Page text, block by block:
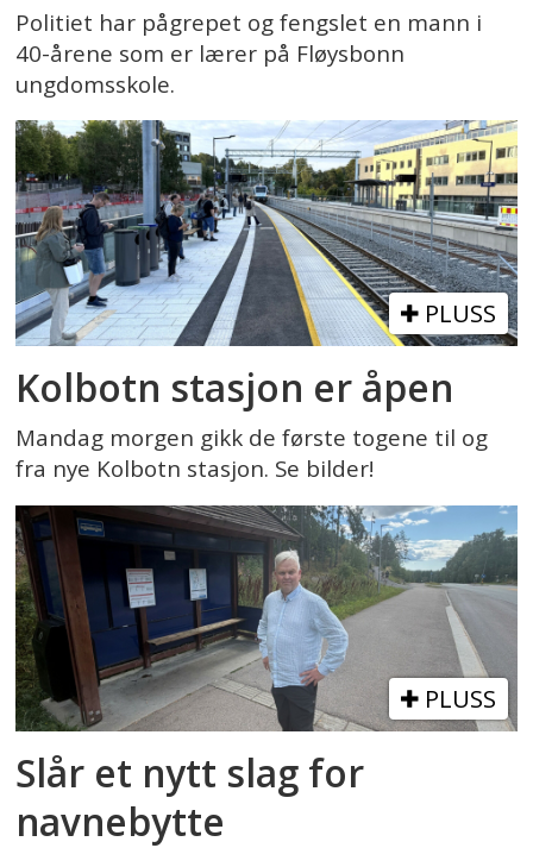
Politiet har pågrepet og fengslet en mann i
40-årene som er lærer på Fløysbonn
ungdomsskole.
PLUSS
Kolbotn stasjon er åpen
Mandag morgen gikk de første togene til og
fra nye Kolbotn stasjon. Se bilder!
PLUSS
Slår et nytt slag for
navnebytte